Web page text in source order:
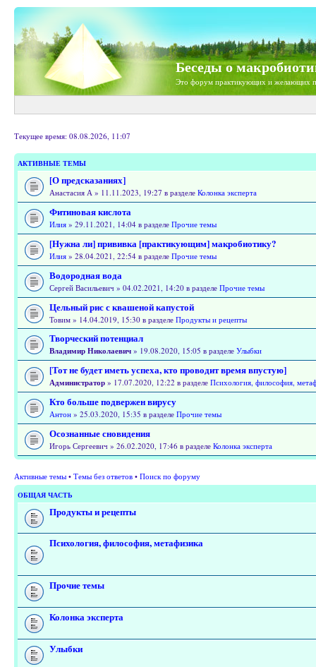
Беседы о
Это форум практикующих и желающих
Текущее время: 08.08.2026, 11:07
АКТИВНЫЕ ТЕМЫ
[О предсказаниях]
Анастасия А » 11.11.2023, 19:27 в разделе Колонка эксперта
Фитиновая кислота
Илия » 29.11.2021, 14:04 в разделе Прочие темы
[Нужна ли] прививка [практикующим] макробиотику?
Илия » 28.04.2021, 22:54 в разделе Прочие темы
Водородная вода
Сергей Васильевич » 04.02.2021, 14:20 в разделе Прочие темы
Цельный рис с квашеной капустой
Товим » 14.04.2019, 15:30 в разделе Продукты и рецепты
Творческий потенциал
Владимир Николаевич » 19.08.2020, 15:05 в разделе Улыбки
[Тот не будет иметь успеха, кто проводит время впустую]
Администратор » 17.07.2020, 12:22 в разделе Психология, философия,
Кто больше подвержен вирусу
Антон » 25.03.2020, 15:35 в разделе Прочие темы
Осознанные сновидения
Игорь Сергеевич » 26.02.2020, 17:46 в разделе Колонка эксперта
Активные темы • Темы без ответов • Поиск по форуму
ОБЩАЯ ЧАСТЬ
Продукты и рецепты
Психология, философия, метафизика
Прочие темы
Колонка эксперта
Улыбки